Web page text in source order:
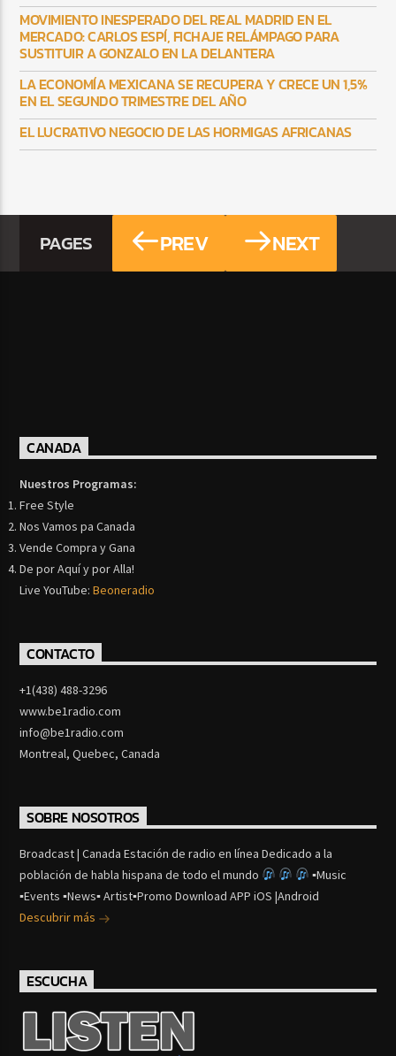
MOVIMIENTO INESPERADO DEL REAL MADRID EN EL
MERCADO: CARLOS ESPÍ, FICHAJE RELÁMPAGO PARA
SUSTITUIR A GONZALO EN LA DELANTERA
LA ECONOMÍA MEXICANA SE RECUPERA Y CRECE UN 1,5%
EN EL SEGUNDO TRIMESTRE DEL AÑO
EL LUCRATIVO NEGOCIO DE LAS HORMIGAS AFRICANAS
PAGES PREV NEXT
CANADA
Nuestros Programas:
Free Style
Nos Vamos pa Canada
Vende Compra y Gana
De por Aquí y por Alla!
Live YouTube:Beoneradio
CONTACTO
+1(438) 488-3296
www.be1radio.com
info@be1radio.com
Montreal, Quebec, Canada
SOBRE NOSOTROS
Broadcast | Canada Estación de radio en línea Dedicado a la
población de habla hispana de todo el mundo
▪Music
▪Events ▪News▪ Artist▪Promo Download APP iOS |Android
Descubrir más
ESCUCHA